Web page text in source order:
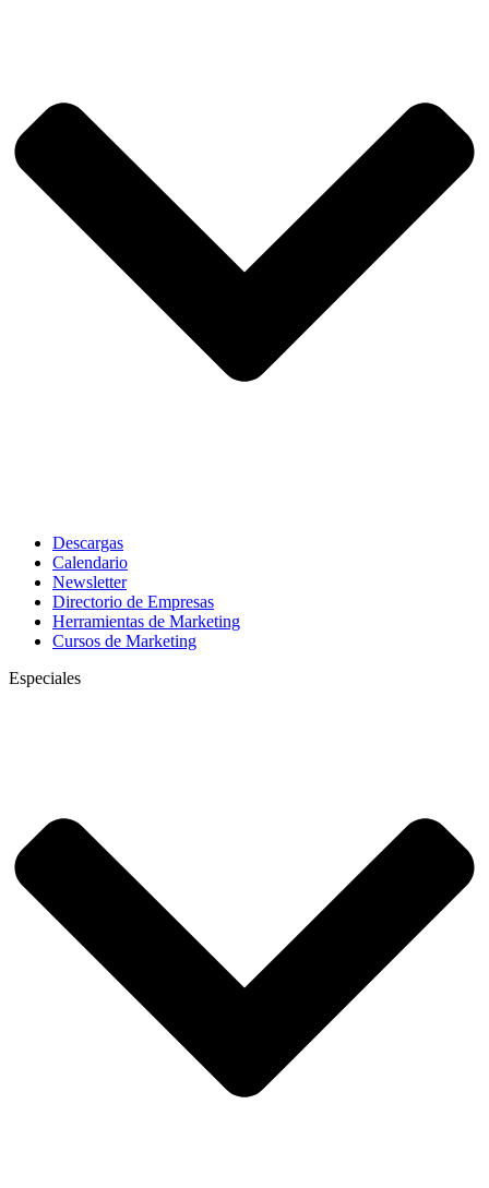
Descargas
Calendario
Newsletter
Directorio de Empresas
Herramientas de Marketing
Cursos de Marketing
Especiales